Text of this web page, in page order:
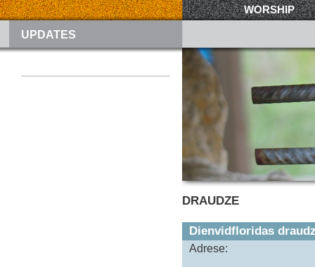
WORSHIP
UPDATES
DRAUDZE
Dienvidfloridas
Adrese: